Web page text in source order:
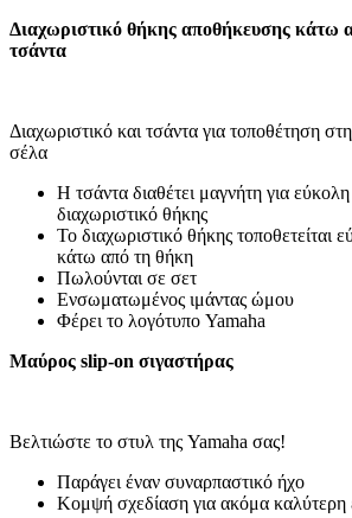
Διαχωριστικό θήκης αποθήκευσης κάτω
τσάντα
Διαχωριστικό και τσάντα για τοποθέτηση
σέλα
Η τσάντα διαθέτει μαγνήτη για
διαχωριστικό θήκης
Το διαχωριστικό θήκης τοποθετείται
κάτω από τη θήκη
Πωλούνται σε σετ
Ενσωματωμένος ιμάντας ώμου
Φέρει το λογότυπο Yamaha
Μαύρος slip-on σιγαστήρας
Βελτιώστε το στυλ της Yamaha σας!
Παράγει έναν συναρπαστικό ήχο
Κομψή σχεδίαση για ακόμα καλύτερη